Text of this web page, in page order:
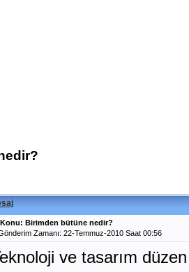
Konu: Birimden bütüne nedir?
Zamanı: 22-Temmuz-2010 Saat 00:56
ve tasarım düzen